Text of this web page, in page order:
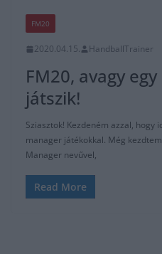
FM20
2020.04.15. HandballTrainer
FM20, avagy
játszik!
Sziasztok! Kezdeném azzal, hogy
manager játékokkal. Még
Manager nevűvel,
Read More